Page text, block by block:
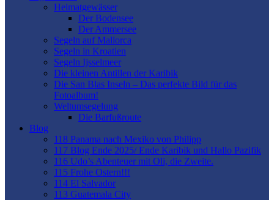
Heimatgewässer
Der Bodensee
Der Ammersee
Segeln auf Mallorca
Segeln in Kroatien
Segeln Ijsselmeer
Die kleinen Antillen der Karibik
Die San Blas Inseln – Das perfekte Bild für das
Fotoalbum!
Weltumsegelung
Die Barfußroute
Blog
118 Panama nach Mexiko von Philipp
117 Blog Ende 2025/ Ende Karibik und Hallo Pazifik
116 Udo’s Abenteuer mit Oli, die Zweite.
115 Frohe Ostern!!!
114 El Salvador
113 Guatemala City